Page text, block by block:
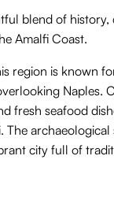
blend of
Amalfi Coast.
region is known
Naples.
fresh seafood
. The archaeological
city full of